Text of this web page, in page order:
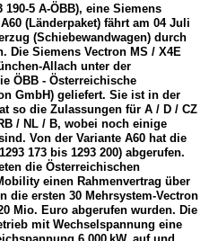
190-5 A-ÖBB), eine Siemens
(Länderpaket) fährt am 04 Juli
(Schiebewandwagen) durch
Die Siemens Vectron MS / X4E
Allach unter der
ÖBB - Österreichische
GmbH) geliefert. Sie ist in der
so die Zulassungen für A / D / CZ
/ NL / B, wobei noch einige
Von der Variante A60 hat die
173 bis 1293 200) abgerufen.
die Österreichischen
einen Rahmenvertrag über
die ersten 30 Mehrsystem-Vectron
Mio. Euro abgerufen wurden. Die
mit Wechselspannung eine